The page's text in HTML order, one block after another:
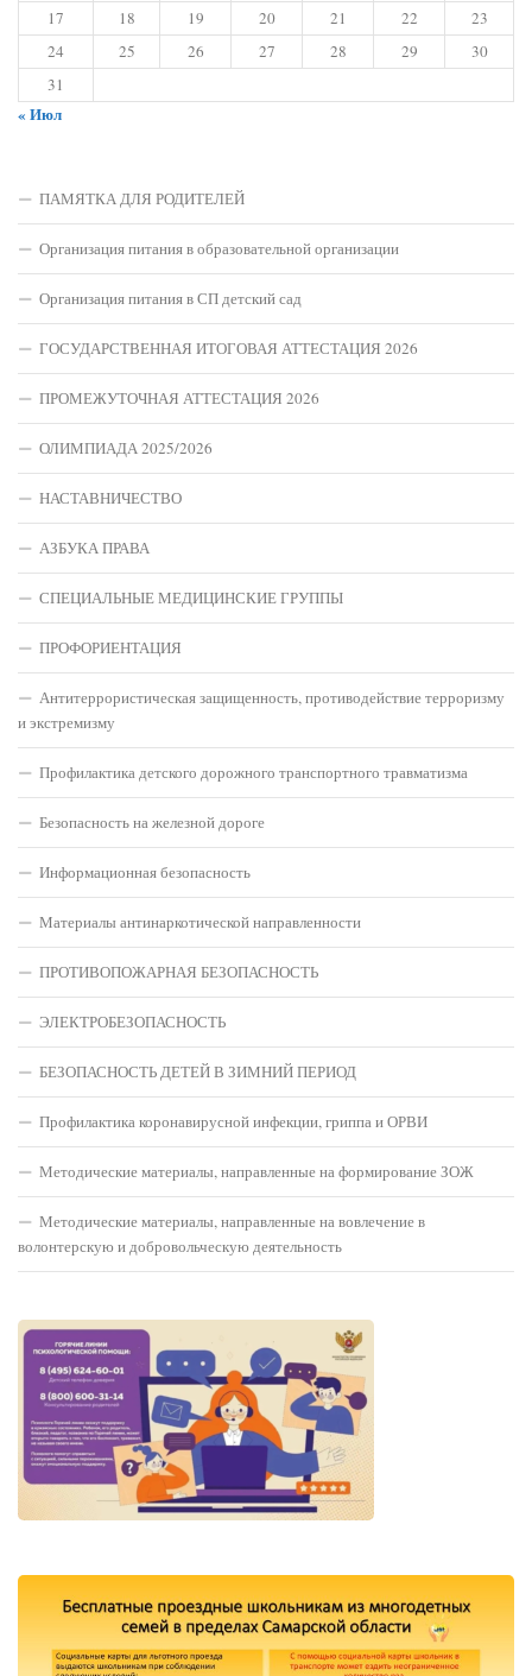
17
18 19 20 21 22
23
24
25 26 27 28 29
30
31
« Июл
ПАМЯТКА ДЛЯ РОДИТЕЛЕЙ
Организация питания в образовательной организации
Организация питания в СП детский сад
ГОСУДАРСТВЕННАЯ ИТОГОВАЯ АТТЕСТАЦИЯ 2026
ПРОМЕЖУТОЧНАЯ АТТЕСТАЦИЯ 2026
ОЛИМПИАДА 2025/2026
НАСТАВНИЧЕСТВО
АЗБУКА ПРАВА
СПЕЦИАЛЬНЫЕ МЕДИЦИНСКИЕ ГРУППЫ
ПРОФОРИЕНТАЦИЯ
Антитеррористическая защищенность, противодействие терроризму
и экстремизму
Профилактика детского дорожного транспортного травматизма
Безопасность на железной дороге
Информационная безопасность
Материалы антинаркотической направленности
ПРОТИВОПОЖАРНАЯ БЕЗОПАСНОСТЬ
ЭЛЕКТРОБЕЗОПАСНОСТЬ
БЕЗОПАСНОСТЬ ДЕТЕЙ В ЗИМНИЙ ПЕРИОД
Профилактика коронавирусной инфекции, гриппа и ОРВИ
Методические материалы, направленные на формирование ЗОЖ
Методические материалы, направленные на вовлечение в
волонтерскую и добровольческую деятельность